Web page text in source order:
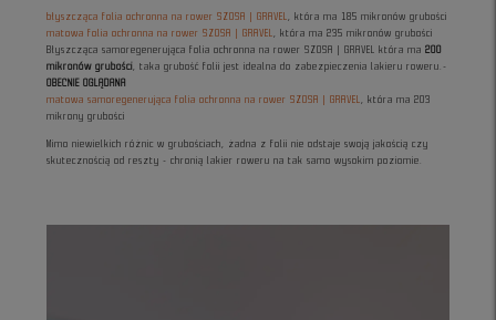
błyszcząca folia ochronna na rower SZOSA | GRAVEL
, która ma 185 mikronów grubości
matowa folia ochronna na rower SZOSA | GRAVEL
, która ma 235 mikronów grubości
Błyszcząca samoregenerująca folia ochronna na rower SZOSA | GRAVEL która ma200
mikronów grubości
, taka grubość folii jest idealna do zabezpieczenia lakieru roweru.-
OBECNIE OGLĄDANA
matowa samoregenerująca folia ochronna na rower SZOSA | GRAVEL
, która ma 203
mikrony grubości
Mimo niewielkich różnic w grubościach, żadna z folii nie odstaje swoją jakością czy
skutecznością od reszty - chronią lakier roweru na tak samo wysokim poziomie.